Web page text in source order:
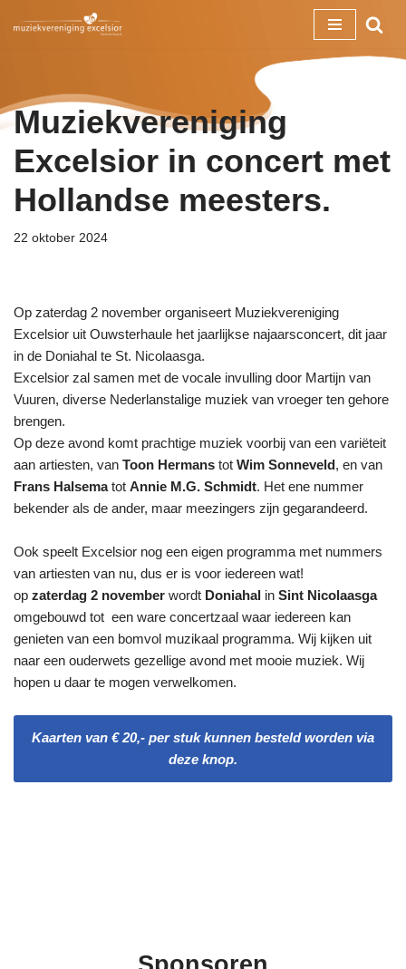
inhoud
Muziekvereniging
Excelsior in concert met
Hollandse meesters.
22 oktober 2024
Op zaterdag 2 november organiseert Muziekvereniging
Excelsior uit Ouwsterhaule het jaarlijkse najaarsconcert, dit jaar
in de Doniahal te St. Nicolaasga.
Excelsior zal samen met de vocale invulling door Martijn van
Vuuren, diverse Nederlanstalige muziek van vroeger ten gehore
brengen.
Op deze avond komt prachtige muziek voorbij van een variëteit
aan artiesten, van Toon Hermans tot Wim Sonneveld, en van
Frans Halsematot Annie M.G. Schmidt. Het ene nummer
bekender als de ander, maar meezingers zijn gegarandeerd.
Ook speelt Excelsior nog een eigen programma met nummers
van artiesten van nu, dus er is voor iedereen wat!
op zaterdag 2 november wordt Doniahal in Sint Nicolaasga
omgebouwd tot een ware concertzaal waar iedereen kan
genieten van een bomvol muzikaal programma. Wij kijken uit
naar een ouderwets gezellige avond met mooie muziek. Wij
hopen u daar te mogen verwelkomen.
Kaarten van € 20,- per stuk kunnen besteld worden via
deze knop.